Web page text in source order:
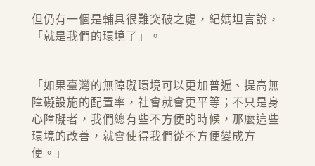
但仍有一個是輔具很難突破之處，紀媽坦言說，
「就是我們的環境了」。
「如果臺灣的無障礙環境可以更加普遍、提高無
障礙設施的配置率，社會就會更平等；不只是身
心障礙者，我們總有些不方便的時候，那麼這些
環境的改善，就會使得我們從不方便變成方
便。」